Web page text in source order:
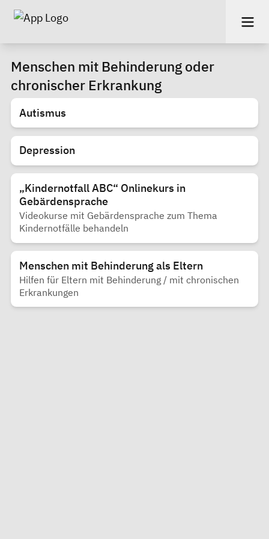
Menschen mit Behinderung oder
chronischer Erkrankung
Autismus
Depression
„Kindernotfall ABC“ Onlinekurs in
Gebärdensprache
Videokurse mit Gebärdensprache zum Thema
Kindernotfälle behandeln
Menschen mit Behinderung als Eltern
Hilfen für Eltern mit Behinderung / mit chronischen
Erkrankungen